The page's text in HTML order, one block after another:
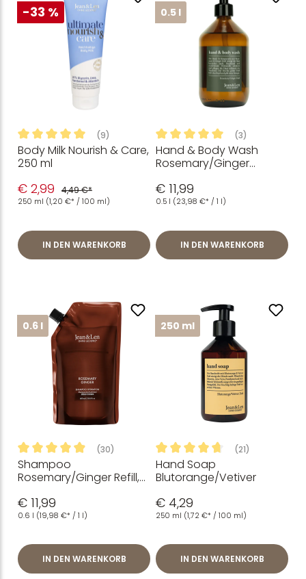
-33 %
Durchschnittliche Bewertung von 5 von 5 Sternen
(9)
Body Milk Nourish & Care,
250 ml
€ 2,99 4,49 €*
250 ml (1,20 €* / 100 ml)
IN DEN WARENKORB
0.5 l
Durchschnittliche
(3)
Hand & Body Wash
Rosemary/Ginger
€ 11,99
0.5 l (23,98 €* / 1 l)
IN DEN WARENKORB
0.6 l
Durchschnittliche Bewertung von 4.98 von 5 Sternen
(30)
Shampoo
Rosemary/Ginger Refill,
€ 11,99
0.6 l (19,98 €* / 1 l)
IN DEN WARENKORB
250 ml
Durchschnittliche
(21)
Hand Soap
Blutorange/Vetiver
€ 4,29
250 ml (1,72 €* / 100 ml)
IN DEN WARENKORB